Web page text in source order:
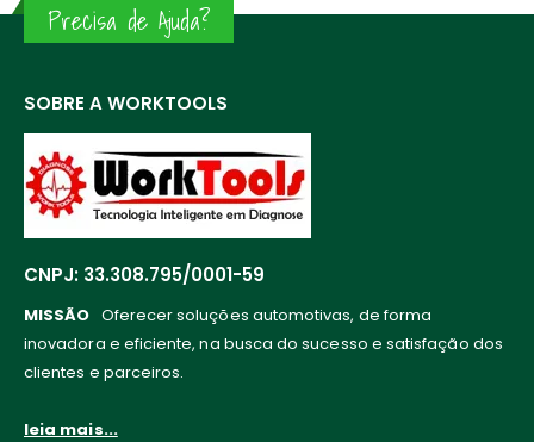
Precisa de Ajuda?
SOBRE A WORKTOOLS
CNPJ: 33.308.795/0001-59
MISSÃO Oferecer soluções automotivas, de forma
inovadora e eficiente, na busca do sucesso e satisfação dos
clientes e parceiros.
leia mais...